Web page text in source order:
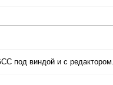
под виндой и с редактором.